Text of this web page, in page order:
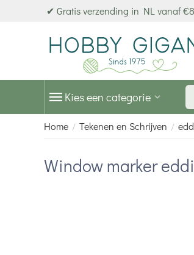
✔ Gratis verzending in NL vanaf
Kies een categorie
Home / Tekenen en Schrijven /
Window marker